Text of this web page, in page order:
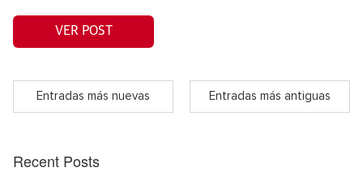
VER POST
Entradas más nuevas Entradas más antiguas
Recent Posts